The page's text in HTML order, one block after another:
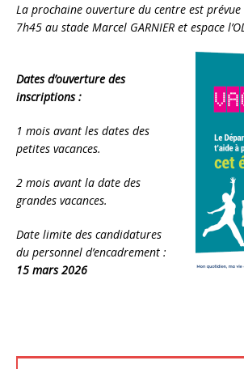
La prochaine ouverture du centre est prévue
7h45 au stade Marcel GARNIER et espace
Dates d’ouverture des
inscriptions :
1 mois avant les dates des
petites vacances.
2 mois avant la date des
grandes vacances.
Date limite des candidatures
du personnel d’encadrement :
15 mars 2026